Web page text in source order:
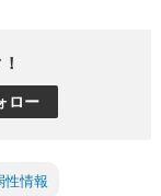
ロー
性情報